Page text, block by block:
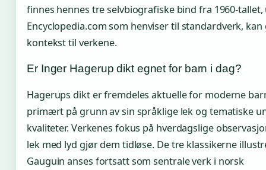
finnes hennes tre selvbiografiske bind fra 1960-
Encyclopedia.com som henviser til standardverk, kan
kontekst til verkene.
Er Inger Hagerup dikt egnet for barn i dag?
Hagerups dikt er fremdeles aktuelle for moderne
primært på grunn av sin språklige lek og tematiske
kvaliteter. Verkenes fokus på hverdagslige
lek med lyd gjør dem tidløse. De tre klassikerne
Gauguin anses fortsatt som sentrale verk i norsk